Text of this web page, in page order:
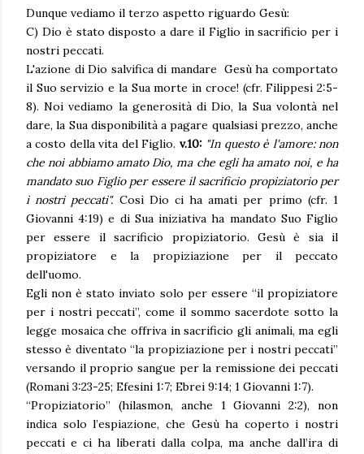
Dunque vediamo il terzo aspetto riguardo Gesù:
C) Dio è stato disposto a dare il Figlio in sacrificio per i
nostri peccati.
L'azione di Dio salvifica di mandare Gesù ha comportato
il Suo servizio e la Sua morte in croce! (cfr. Filippesi 2:5-
8). Noi vediamo la generosità di Dio, la Sua volontà nel
dare, la Sua disponibilità a pagare qualsiasi prezzo, anche
a costo della vita del Figlio. v.10: "In questo è l'amore: non
che noi abbiamo amato Dio, ma che egli ha amato noi, e ha
mandato suo Figlio per essere il sacrificio propiziatorio per
i nostri peccati". Così Dio ci ha amati per primo (cfr. 1
Giovanni 4:19) e di Sua iniziativa ha mandato Suo Figlio
per essere il sacrificio propiziatorio. Gesù è sia il
propiziatore e la propiziazione per il peccato
dell'uomo.
Egli non è stato inviato solo per essere “il propiziatore
per i nostri peccati”, come il sommo sacerdote sotto la
legge mosaica che offriva in sacrificio gli animali, ma egli
stesso è diventato “la propiziazione per i nostri peccati”
versando il proprio sangue per la remissione dei peccati
(Romani 3:23-25; Efesini 1:7; Ebrei 9:14; 1 Giovanni 1:7).
“Propiziatorio” (hilasmon, anche 1 Giovanni 2:2), non
indica solo l’espiazione, che Gesù ha coperto i nostri
peccati e ci ha liberati dalla colpa, ma anche dall’ira di